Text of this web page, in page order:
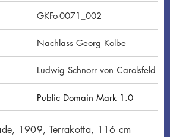
GKFo-0071_002
Nachlass Georg Kolbe
Ludwig Schnorr von Carolsfeld
Public Domain Mark 1.0
1909, Terrakotta, 116 cm